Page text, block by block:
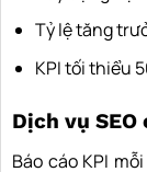
Tỷ lệ tăng
KPI tối thiểu
Dịch vụ
Báo cáo KPI